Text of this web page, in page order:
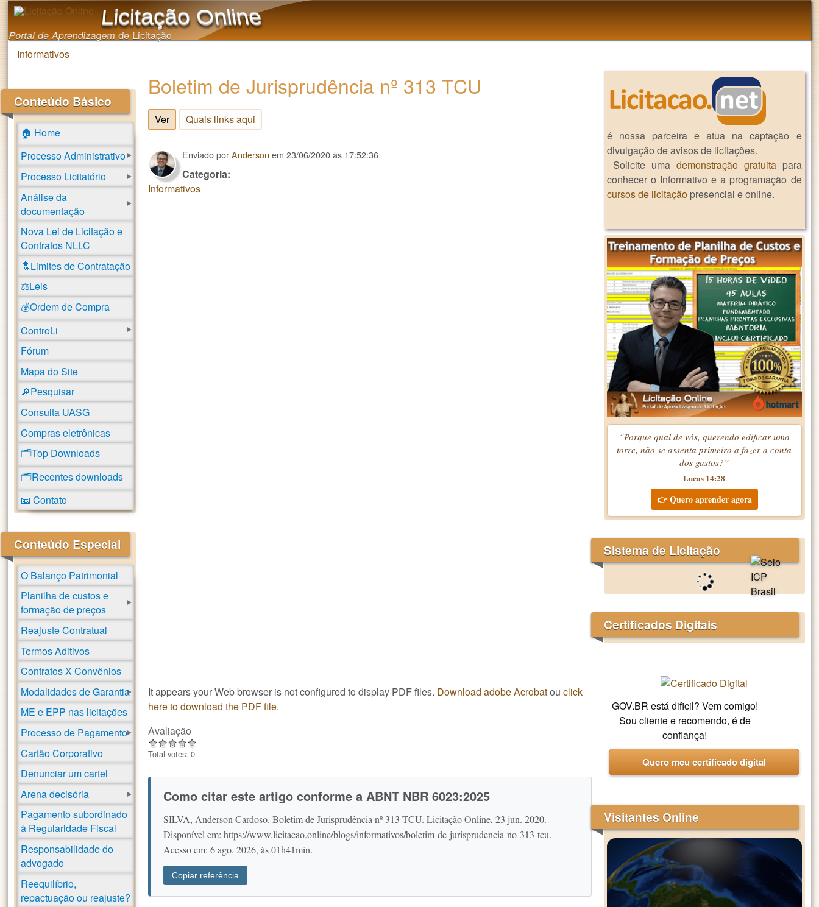
Licitação Online
Portal de Aprendizagem de Licitação
Você está aqui
Informativos
Boletim de Jurisprudência nº 313 TCU
Ver(aba ativa)
Quais links aqui
Enviado porAnderson em23/06/2020 às 17:52:36
Categoria:
Informativos
It appears your Web browser is not configured to display PDF files. Download adobe Acrobatouclick
here to download the PDF file.
Avaliação
Total votes: 0
Como citar este artigo conforme a ABNT NBR 6023:2025
SILVA, Anderson Cardoso. Boletim de Jurisprudência nº 313 TCU. Licitação Online, 23 jun. 2020.
Disponível em: https://www.licitacao.online/blogs/informativos/boletim-de-jurisprudencia-no-313-tcu.
Acesso em: 6 ago. 2026, às 01h41min.
Copiar referência
Conteúdo Básico
🏠 Home
Processo Administrativo
Processo Licitatório
Análise da
documentação
Nova Lei de Licitação e
Contratos NLLC
🔝Limites de Contratação
⚖️Leis
💰Ordem de Compra
ControLi
Fórum
Mapa do Site
🔎Pesquisar
Consulta UASG
Compras eletrônicas
🗂️Top Downloads
🗂️Recentes downloads
📧 Contato
Conteúdo Especial
O Balanço Patrimonial
Planilha de custos e
formação de preços
Reajuste Contratual
Termos Aditivos
Contratos X Convênios
Modalidades de Garantia
ME e EPP nas licitações
Processo de Pagamento
Cartão Corporativo
Denunciar um cartel
Arena decisória
Pagamento subordinado
à Regularidade Fiscal
Responsabilidade do
advogado
Reequilíbrio,
repactuação ou reajuste?
é nossa parceira e atua na captação e
divulgação de avisos de licitações.
Solicite uma demonstração gratuitapara
conhecer o Informativo e a programação de
cursos de licitação presencial e online.
“Porque qual de vós, querendo edificar uma
torre, não se assenta primeiro a fazer a conta
dos gastos?”
Lucas 14:28
👉 Quero aprender agora
Sistema de Licitação
Certificados Digitais
GOV.BR está dificil? Vem comigo!
Sou cliente e recomendo, é de
confiança!
Quero meu certificado digital
Visitantes Online